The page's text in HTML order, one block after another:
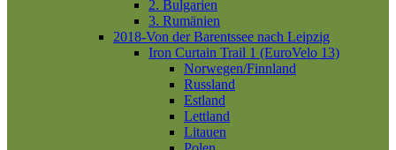
2. Bulgarien
3. Rumänien
2018-Von der Barentssee nach Leipzig
Iron Curtain Trail 1 (EuroVelo 13)
Norwegen/Finnland
Russland
Estland
Lettland
Litauen